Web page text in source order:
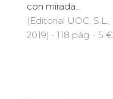
con mirada...
(Editorial UOC, S.L.,
2019) · 118 pàg. · 5 €